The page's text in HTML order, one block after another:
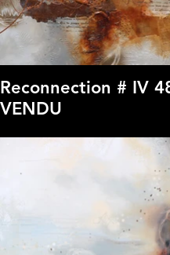
Reconnection # IV 48 x48
VENDU